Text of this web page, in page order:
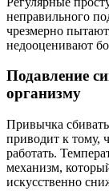
неправильного
чрезмерно
недооценивают
Подавление
организму
Привычка
приводит к тому,
работать.
механизм,
искусственно